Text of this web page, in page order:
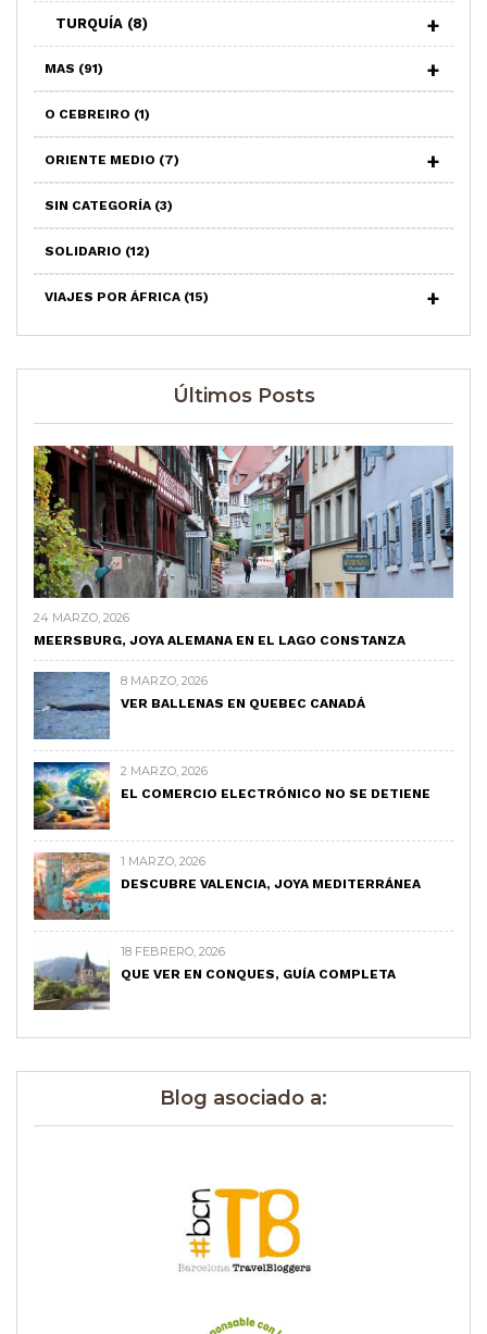
TURQUÍA (8)
MAS (91)
O CEBREIRO (1)
ORIENTE MEDIO (7)
SIN CATEGORÍA (3)
SOLIDARIO (12)
VIAJES POR ÁFRICA (15)
Últimos Posts
24 MARZO, 2026
MEERSBURG, JOYA ALEMANA EN EL LAGO CONSTANZA
8 MARZO, 2026
VER BALLENAS EN QUEBEC CANADÁ
2 MARZO, 2026
EL COMERCIO ELECTRÓNICO NO SE DETIENE
1 MARZO, 2026
DESCUBRE VALENCIA, JOYA MEDITERRÁNEA
18 FEBRERO, 2026
QUE VER EN CONQUES, GUÍA COMPLETA
Blog asociado a: